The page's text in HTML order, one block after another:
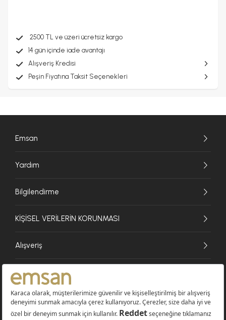
2500 TL ve üzeri ücretsiz kargo
14 gün içinde iade avantajı
Alışveriş Kredisi
Peşin Fiyatına Taksit Seçenekleri
Emsan
Yardım
Bilgilendirme
KİŞİSEL VERİLERİN KORUNMASI
Alışveriş